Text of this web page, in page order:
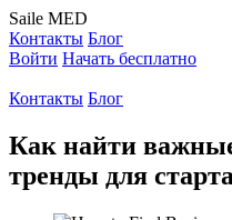
Saile MED
Контакты Блог
Войти Начать бесплатно
Контакты Блог
Как найти
тренды для